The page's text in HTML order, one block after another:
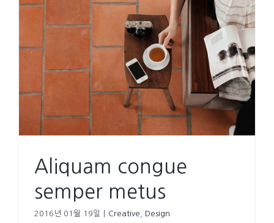
Aliquam congue
semper metus
2016년 01월 19일 Creative Design